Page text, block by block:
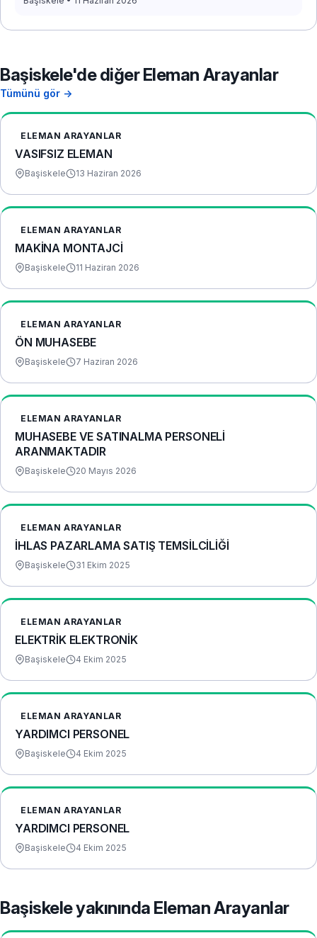
Başiskele'de diğer Eleman Arayanlar
Tümünü gör →
ELEMAN ARAYANLAR
VASIFSIZ ELEMAN
Başiskele 13 Haziran 2026
ELEMAN ARAYANLAR
MAKİNA MONTAJCİ
Başiskele 11 Haziran 2026
ELEMAN ARAYANLAR
ÖN MUHASEBE
Başiskele 7 Haziran 2026
ELEMAN ARAYANLAR
MUHASEBE VE SATINALMA PERSONELİ
ARANMAKTADIR
Başiskele 20 Mayıs 2026
ELEMAN ARAYANLAR
İHLAS PAZARLAMA SATIŞ TEMSİLCİLİĞİ
Başiskele 31 Ekim 2025
ELEMAN ARAYANLAR
ELEKTRİK ELEKTRONİK
Başiskele 4 Ekim 2025
ELEMAN ARAYANLAR
YARDIMCI PERSONEL
Başiskele 4 Ekim 2025
ELEMAN ARAYANLAR
YARDIMCI PERSONEL
Başiskele 4 Ekim 2025
Başiskele yakınında Eleman Arayanlar